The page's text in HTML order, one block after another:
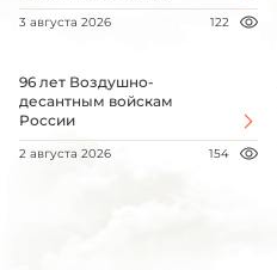
3 августа 2026 122
96 лет Воздушно-
десантным войскам
России
2 августа 2026 154